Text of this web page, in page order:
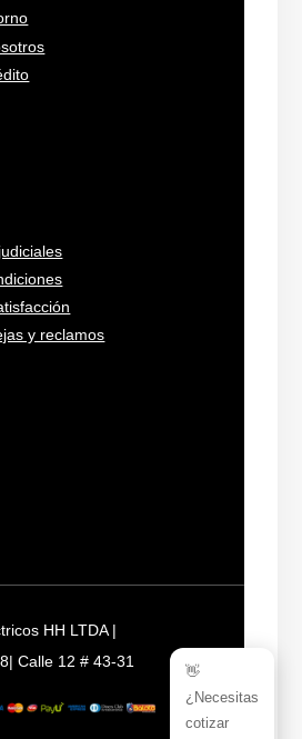
y reclamos
👋
¿Necesitas
cotizar
HH LTDA |
Calle 12 # 43-31